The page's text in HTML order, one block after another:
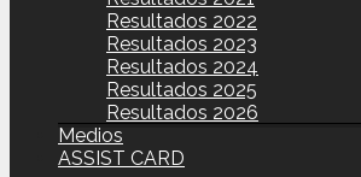
Resultados 2022
Resultados 2023
Resultados 2024
Resultados 2025
Resultados 2026
Medios
ASSIST CARD